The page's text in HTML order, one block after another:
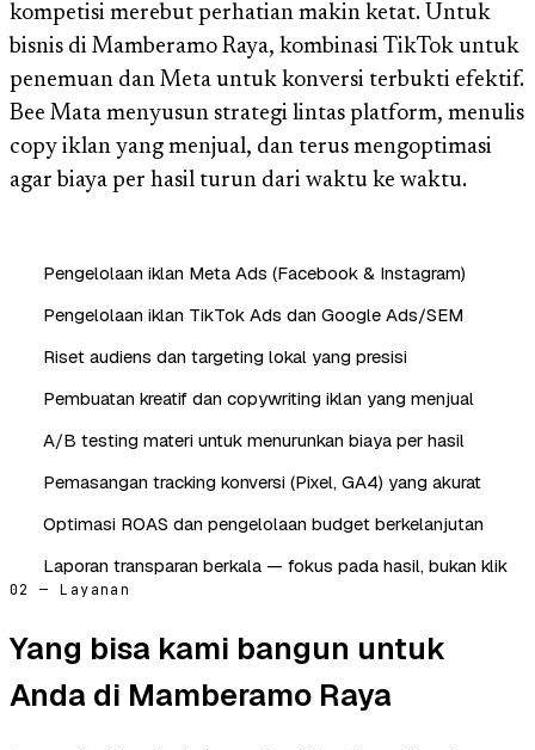
kompetisi merebut perhatian makin ketat. Untuk
bisnis di Mamberamo Raya, kombinasi TikTok untuk
penemuan dan Meta untuk konversi terbukti efektif.
Bee Mata menyusun strategi lintas platform, menulis
copy iklan yang menjual, dan terus mengoptimasi
agar biaya per hasil turun dari waktu ke waktu.
Pengelolaan iklan Meta Ads (Facebook & Instagram)
Pengelolaan iklan TikTok Ads dan Google Ads/SEM
Riset audiens dan targeting lokal yang presisi
Pembuatan kreatif dan copywriting iklan yang menjual
A/B testing materi untuk menurunkan biaya per hasil
Pemasangan tracking konversi (Pixel, GA4) yang akurat
Optimasi ROAS dan pengelolaan budget berkelanjutan
Laporan transparan berkala — fokus pada hasil, bukan klik
02 — Layanan
Yang bisa kami bangun untuk
Anda di Mamberamo Raya